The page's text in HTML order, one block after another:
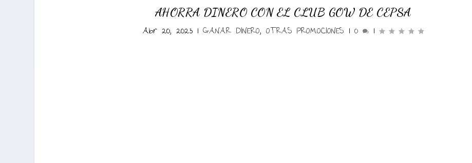
AHORRA DINERO CON EL CLUB GOW DE CEPSA
Abr 20, 2023 |GANAR DINERO,OTRAS PROMOCIONES |0 |